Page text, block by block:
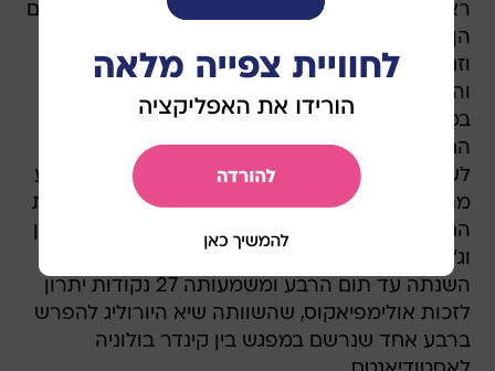
ראשונות עבור הצהובים אחרי שתי דקות במשחק, גם
הן מקו העונשין, וז'יזיץ' הוסיף ארבע משלו, אבל
וזנקוב המשיך לצלוף, דורסי קלע שתי שלשות
והמארחת עלתה ליתרון 6:16. אחרי שש דקות
במשחק, היתרון כבר צמח ל-6:24 כשהמקומיים
החטיאו זריקה אחת בלבד מתוך 11. ההפרש הגיע
לשיאו כשנותרו דקה ו-55 שניות לסיום, אז פאל קלע
מתחת לסל וקבע8:35. מכבי תל אביב רשמה סדרת
החטאות מזעזעת, גם כדורים חוזרים של רומן סורקין
וג'יימס נאנלי בהתקפה לא הספיקו, והתוצאה לא
השנתה עד תום הרבע ומשמעותה 27 נקודות יתרון
לזכות אולימפיאקוס, שהשוותה שיא היורוליג להפרש
ברבע אחד שנרשם במפגש בין קינדר בולוניה